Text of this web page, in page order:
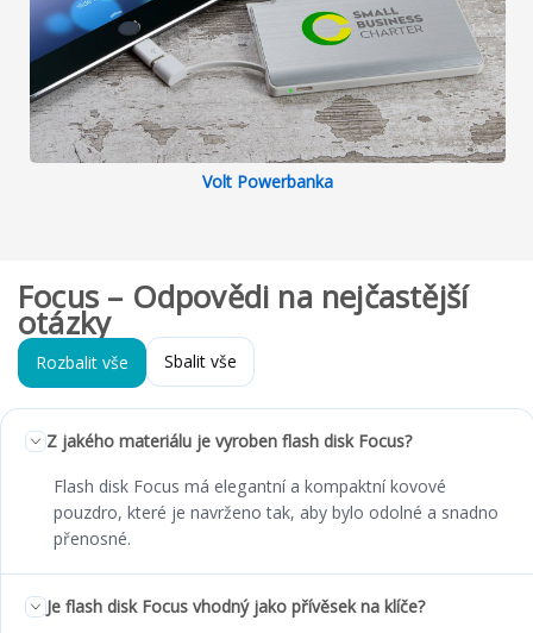
Volt Powerbanka
Focus – Odpovědi na nejčastější
otázky
Rozbalit vše Sbalit vše
Z jakého materiálu je vyroben flash disk Focus?
Flash disk Focus má elegantní a kompaktní kovové
pouzdro, které je navrženo tak, aby bylo odolné a snadno
přenosné.
Je flash disk Focus vhodný jako přívěsek na klíče?